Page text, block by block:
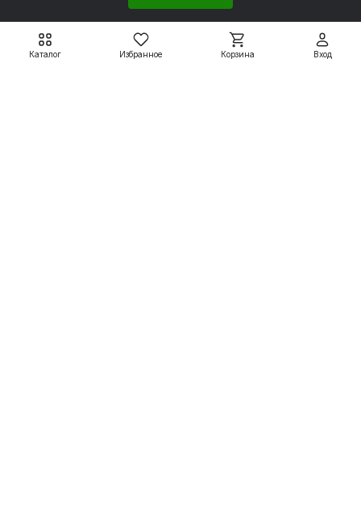
Каталог Избранное Корзина Вход